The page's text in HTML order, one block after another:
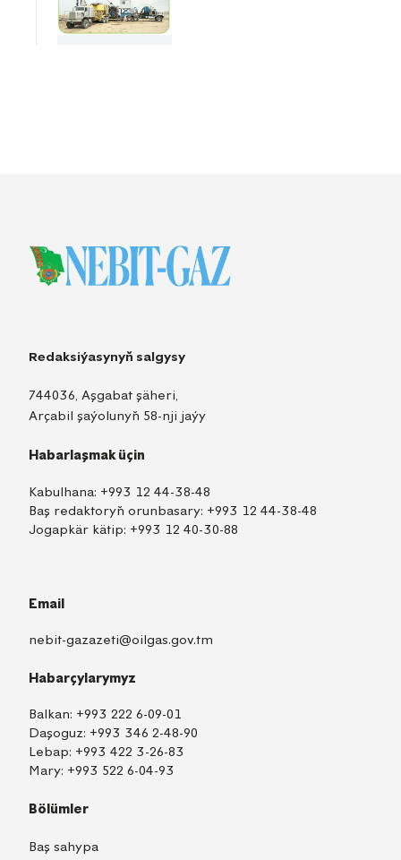
Redaksiýasynyň salgysy
744036, Aşgabat şäheri,
Arçabil şaýolunyň 58-nji jaýy
Habarlaşmak üçin
Kabulhana: +993 12 44-38-48
Baş redaktoryň orunbasary: +993 12 44-38-48
Jogapkär kätip: +993 12 40-30-88
Email
nebit-gazazeti@oilgas.gov.tm
Habarçylarymyz
Balkan: +993 222 6-09-01
Daşoguz: +993 346 2-48-90
Lebap: +993 422 3-26-83
Mary: +993 522 6-04-93
Bölümler
Baş sahypa